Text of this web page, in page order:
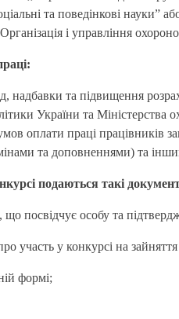
та поведінкові науки”
і управління
надбавки та підвищення
України та
оплати праці працівників
та доповненнями) та
подаються такі
що посвідчує особу та
участь у конкурсі на
формі;